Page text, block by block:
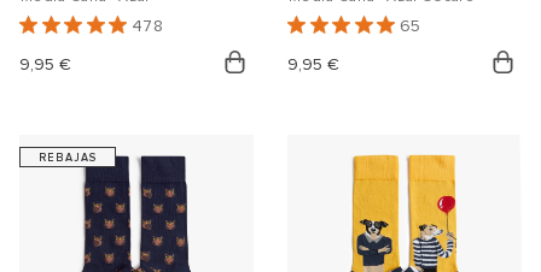
478
Precio
9,95 €
65
Precio
9,95 €
REBAJAS